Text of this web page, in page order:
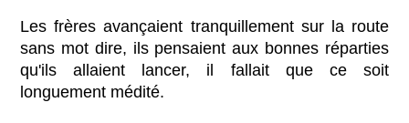
Les frères avançaient tranquillement sur la route
sans mot dire, ils pensaient aux bonnes réparties
qu'ils allaient lancer, il fallait que ce soit
longuement médité.